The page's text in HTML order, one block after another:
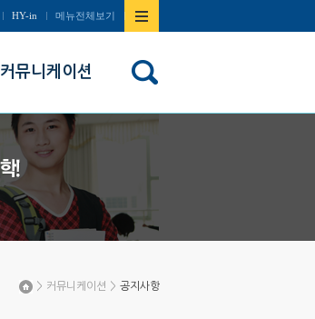
HY-in 메뉴전체보기
커뮤니케이션
> 커뮤니케이션 > 공지사항